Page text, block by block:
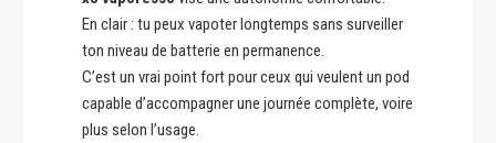
En clair : tu peux vapoter longtemps sans surveiller
ton niveau de batterie en permanence.
C’est un vrai point fort pour ceux qui veulent un pod
capable d’accompagner une journée complète, voire
plus selon l’usage.